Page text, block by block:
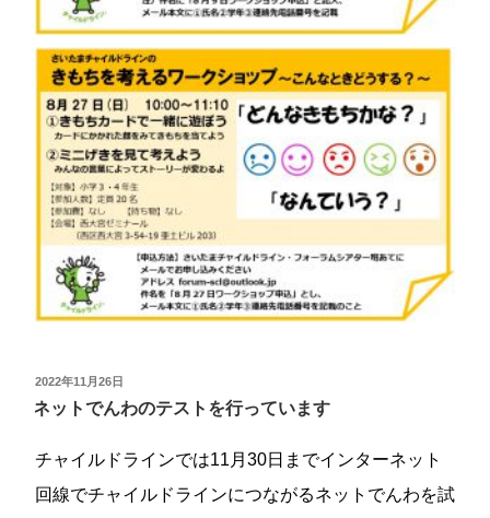
投
稿
2022年11月26日
ネットでんわのテストを行っています
チャイルドラインでは11月30日までインターネット
回線でチャイルドラインにつながるネットでんわを試